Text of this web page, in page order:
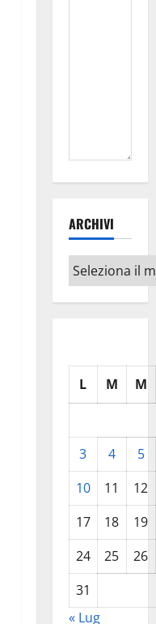
ARCHIVI
Archivi
L M M
3 4
5
10
11
12
17
18
19
24
25
26
31
« Lug